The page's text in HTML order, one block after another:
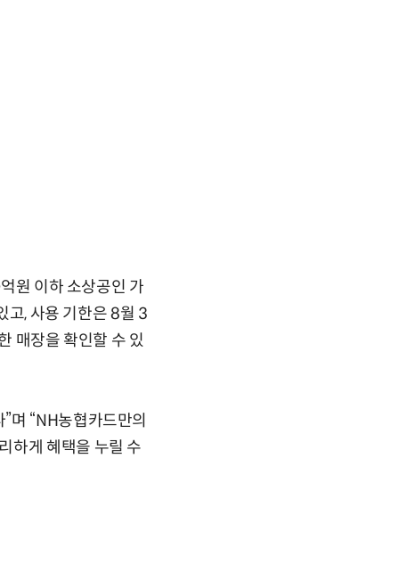
원 이하 소상공인 가
고, 사용 기한은 8월 3
매장을 확인할 수 있
며 “NH농협카드만의
하게 혜택을 누릴 수